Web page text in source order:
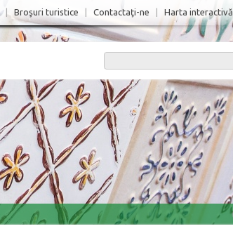
Broşuri turistice Contactaţi-ne Harta interactivă